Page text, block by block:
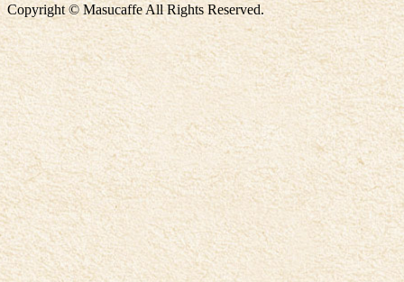
Copyright © Masucaffe All Rights Reserved.